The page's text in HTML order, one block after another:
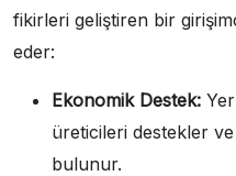
fikirleri geliştiren bir
eder:
Ekonomik Destek:
üreticileri destekler
bulunur.